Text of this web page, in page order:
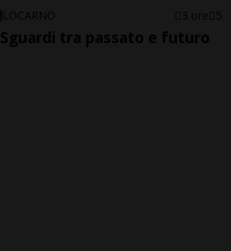
LOCARNO 3 ore 5
Sguardi tra passato e futuro